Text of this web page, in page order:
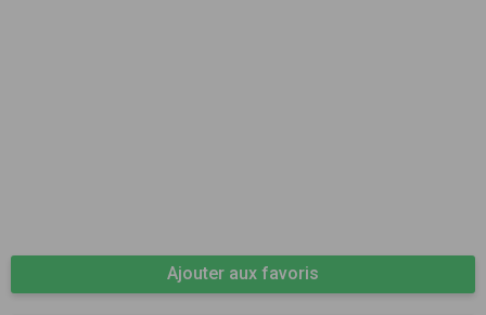
Ajouter aux favoris